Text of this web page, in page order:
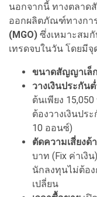
นอกจากนี้ ทางตลาด
ออกผลิตภัณฑ์ทางกา
(MGO) ซึ่งเหมาะสม
เทรดจบในวัน โดยมีจุ
ขนาดสัญญาเล็
วางเงินประกัน
ต้นเพียง
ต้องวางเงินปร
10 ออนซ์)
ตัดความเสี่ยงด้
บาท (Fix ค่าเงิ
นักลงทุนไม่ต้อง
เปลี่ยน